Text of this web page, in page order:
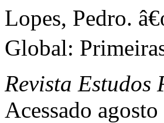
Lopes, Pedro.
Global:
Revista Estudos
Acessado